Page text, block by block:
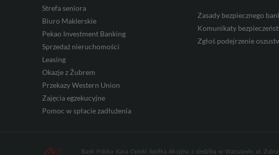
Strefa seniora
Biuro Maklerskie
Pekao Investment Banking
Sprzedaż nieruchomości
Leasing
Okazje z Żubrem
Przekazy Western Union
Zajęcia egzekucyjne
Pomoc w spłacie zadłużenia
Zasady bezpiecznego
Komunikaty
Zgłoś podejrzenie
Bank Polska Kasa Opieki Spółka Akcyjna z siedzibą w Warszawie, ul.